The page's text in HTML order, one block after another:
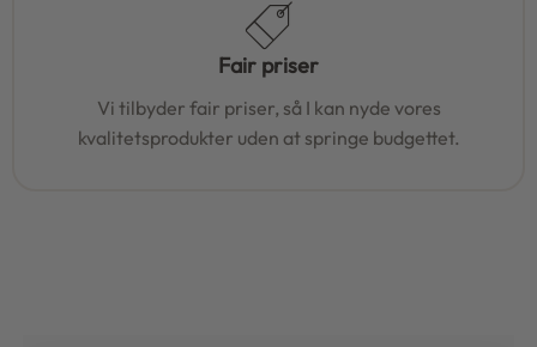
Fair priser
Vi tilbyder fair priser, så I kan nyde vores
kvalitetsprodukter uden at springe budgettet.